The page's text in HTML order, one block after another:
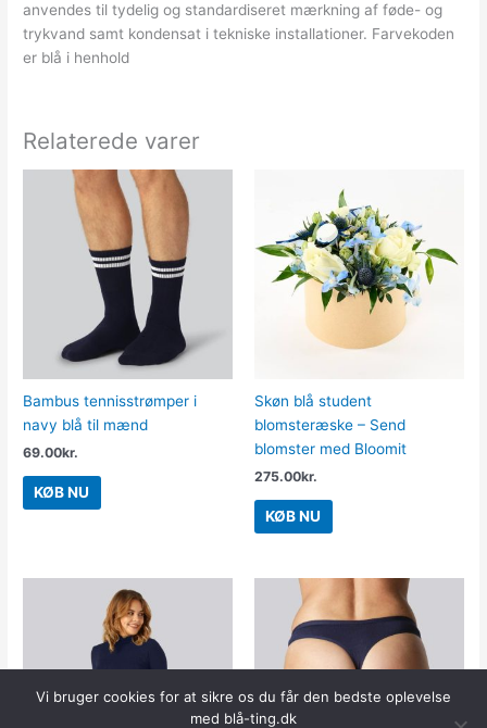
anvendes til tydelig og standardiseret mærkning af føde- og
trykvand samt kondensat i tekniske installationer. Farvekoden
er blå i henhold
Relaterede varer
Bambus tennisstrømper i
navy blå til mænd
69.00kr.
KØB NU
Skøn blå student
blomsteræske – Send
blomster med Bloomit
275.00kr.
KØB NU
Vi bruger cookies for at sikre os du får den bedste oplevelse
med blå-ting.dk